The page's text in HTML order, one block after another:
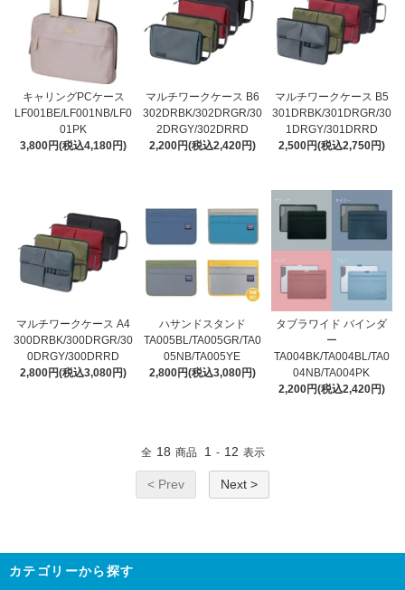
キャリングPCケース
LF001BE/LF001NB/LF0
01PK
3,800円(税込4,180円)
マルチワークケース B6
302DRBK/302DRGR/30
2DRGY/302DRRD
2,200円(税込2,420円)
マルチワークケース B5
301DRBK/301DRGR/30
1DRGY/301DRRD
2,500円(税込2,750円)
マルチワークケース A4
300DRBK/300DRGR/30
0DRGY/300DRRD
2,800円(税込3,080円)
ハサンドスタンド
TA005BL/TA005GR/TA0
05NB/TA005YE
2,800円(税込3,080円)
タブラワイド バインダ
ー
TA004BK/TA004BL/TA0
04NB/TA004PK
2,200円(税込2,420円)
全 18 商品 1 - 12 表示
< Prev Next >
カテゴリーから探す